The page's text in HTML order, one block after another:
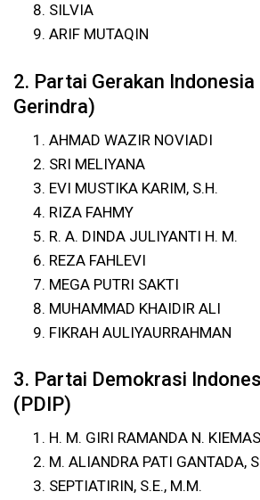
SILVIA
ARIF MUTAQIN
2. Partai Gerakan
Gerindra)
AHMAD WAZIR NOVIADI
SRI MELIYANA
EVI MUSTIKA KARIM, S.H.
RIZA FAHMY
R. A. DINDA JULIYANTI H. M.
REZA FAHLEVI
MEGA PUTRI SAKTI
MUHAMMAD KHAIDIR ALI
FIKRAH AULIYAURRAHMAN
3. Partai Demokrasi
(PDIP)
H. M. GIRI RAMANDA N.
M. ALIANDRA PATI GANTADA,
SEPTIATIRIN, S.E., M.M.